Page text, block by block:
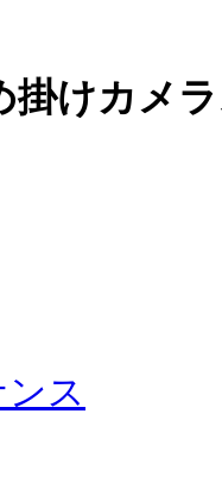
掛けカメ
ス